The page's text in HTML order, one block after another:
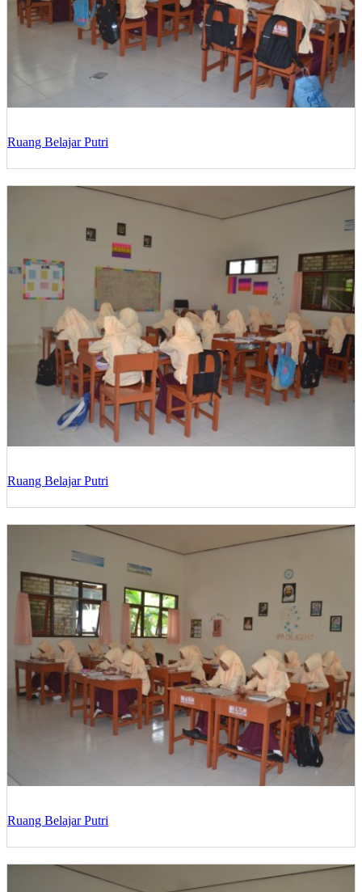
Ruang Belajar Putri
Ruang Belajar Putri
Ruang Belajar Putri